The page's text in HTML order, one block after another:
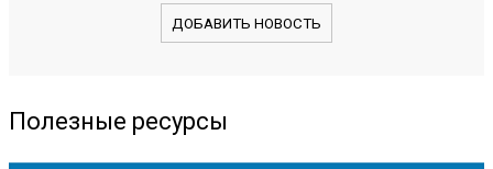
ДОБАВИТЬ НОВОСТЬ
Полезные ресурсы